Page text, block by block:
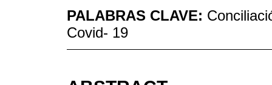
PALABRAS CLAVE:
Covid- 19